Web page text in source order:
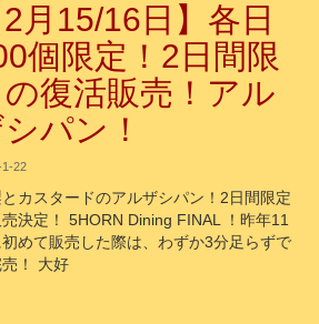
2月15/16日】各日
個限定！2日間限
の復活販売！アル
パン！
1-22
カスタードのアルザシパン！2日間限定
決定！ 5HORN Dining FINAL ！昨年11
初めて販売した際は、わずか3分足らずで
売！ 大好